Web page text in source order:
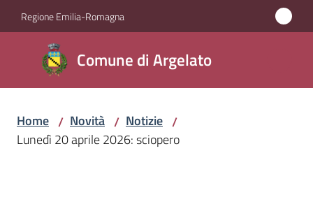
Vai al contenuto
Vai alla navigazione
Vai al footer
Regione Emilia-Romagna
Comune di Argelato
Comune
di
Argelato
Amministrazione
Home / Novità / Notizie /
Lunedì 20 aprile 2026: sciopero